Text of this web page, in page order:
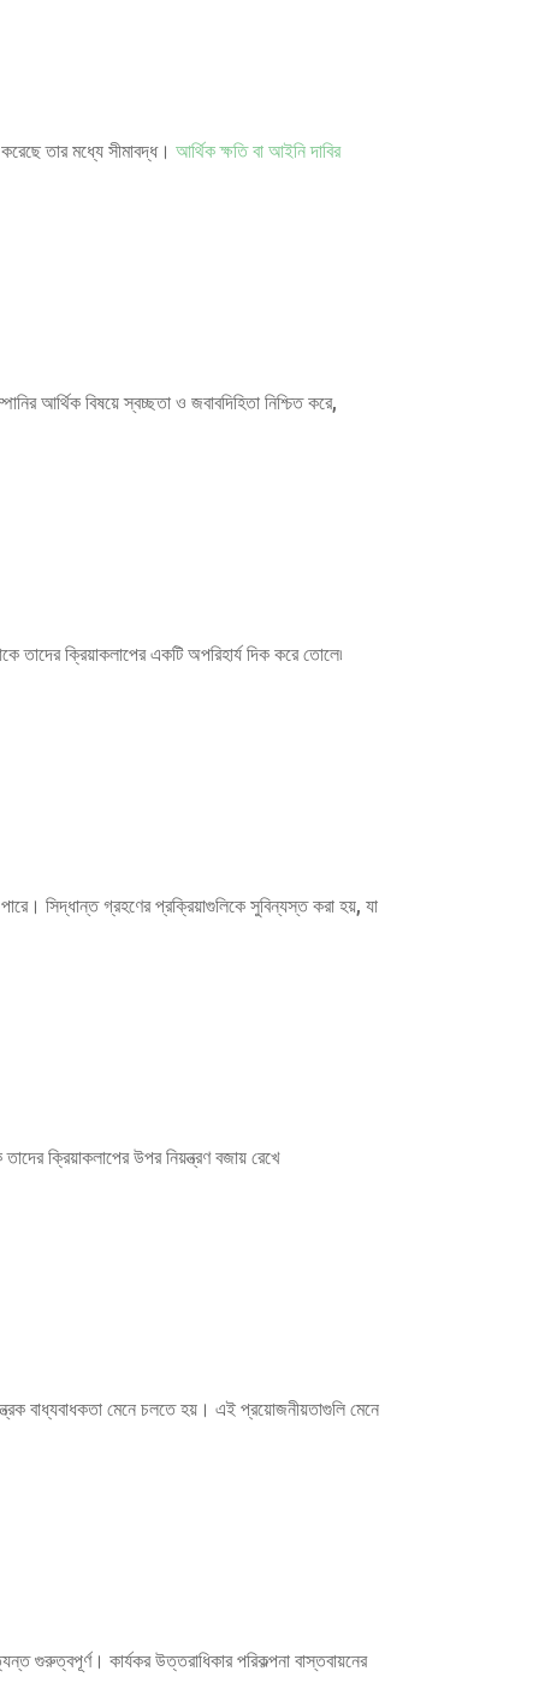
তার মধ্যে সীমাবদ্ধ। আর্থিক ক্ষতি বা আইনি দাবির
আর্থিক বিষয়ে স্বচ্ছতা ও জবাবদিহিতা নিশ্চিত করে,
ক্রিয়াকলাপের একটি অপরিহার্য দিক করে তোলে৷
সিদ্ধান্ত গ্রহণের প্রক্রিয়াগুলিকে সুবিন্যস্ত করা হয়, যা
ক্রিয়াকলাপের উপর নিয়ন্ত্রণ বজায় রেখে
বাধ্যবাধকতা মেনে চলতে হয়। এই প্রয়োজনীয়তাগুলি মেনে
গুরুত্বপূর্ণ। কার্যকর উত্তরাধিকার পরিকল্পনা বাস্তবায়নের